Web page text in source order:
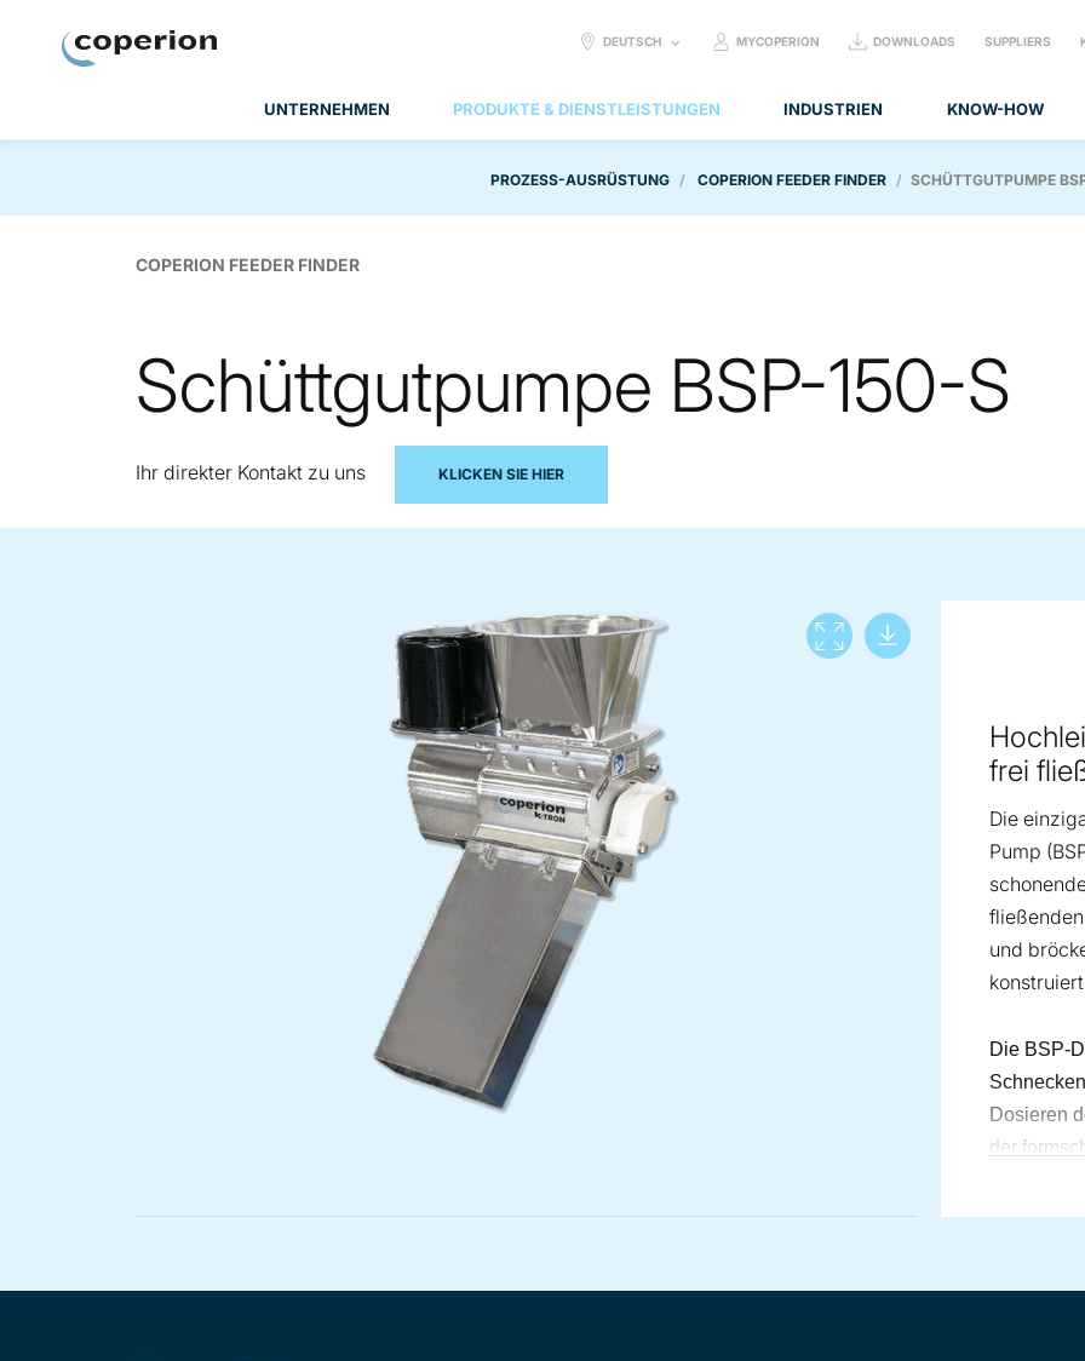
UNTERNEHMEN PRODUKTE & DIENSTLEISTUNGEN INDUSTRIEN KNOW-HOW
SELECT
DEUTSCH MYCOPERION DOWNLOADS SUPPLIERS
PROZESS-AUSRÜSTUNG COPERION FEEDER FINDER SCHÜTTGUTPUMPE
COPERION FEEDER FINDER
Schüttgutpumpe BSP-150-S
Ihr direkter Kontakt zu uns KLICKEN SIE HIER
View full screen
frei
Die
Pump
und
Die BSP-
Dosieren
der